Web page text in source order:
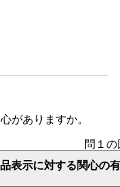
がありますか。
表示に対する関心の
問１